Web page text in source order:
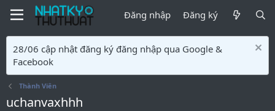
Đăng nhập Đăng ký
28/06 cập nhật đăng ký đăng nhập qua Google &
Facebook
Thành Viên
uchanvaxhhh